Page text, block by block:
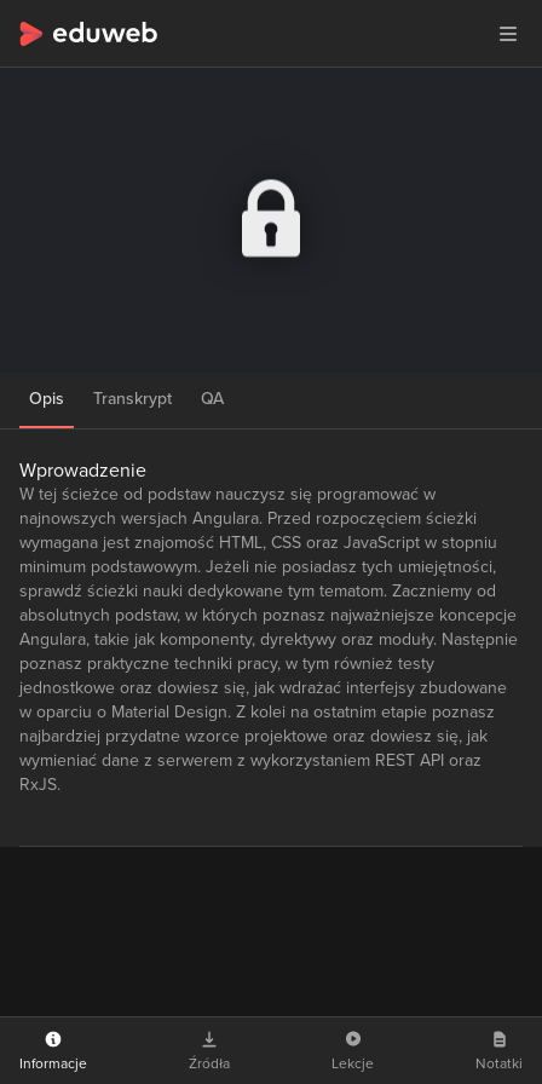
Opis Transkrypt QA
Wprowadzenie
W tej ścieżce od podstaw nauczysz się programować w
najnowszych wersjach Angulara. Przed rozpoczęciem ścieżki
wymagana jest znajomość HTML, CSS oraz JavaScript w stopniu
minimum podstawowym. Jeżeli nie posiadasz tych umiejętności,
sprawdź ścieżki nauki dedykowane tym tematom. Zaczniemy od
absolutnych podstaw, w których poznasz najważniejsze koncepcje
Angulara, takie jak komponenty, dyrektywy oraz moduły. Następnie
poznasz praktyczne techniki pracy, w tym również testy
jednostkowe oraz dowiesz się, jak wdrażać interfejsy zbudowane
w oparciu o Material Design. Z kolei na ostatnim etapie poznasz
najbardziej przydatne wzorce projektowe oraz dowiesz się, jak
wymieniać dane z serwerem z wykorzystaniem REST API oraz
RxJS.
Informacje Źródła Lekcje Notatki